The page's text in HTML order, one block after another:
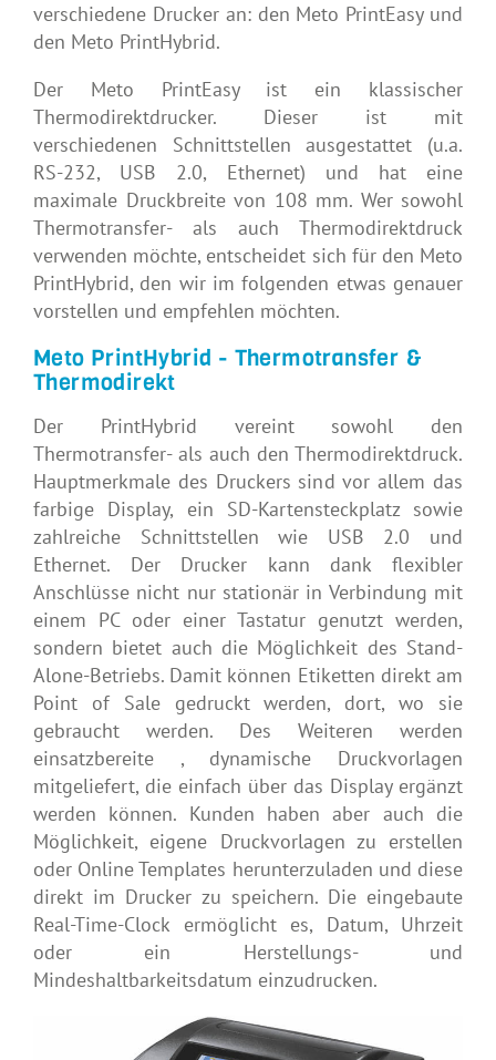
verschiedene Drucker an: den Meto PrintEasy und
den Meto PrintHybrid.
Der Meto PrintEasy ist ein klassischer
Thermodirektdrucker. Dieser ist mit
verschiedenen Schnittstellen ausgestattet (u.a.
RS-232, USB 2.0, Ethernet) und hat eine
maximale Druckbreite von 108 mm. Wer sowohl
Thermotransfer- als auch Thermodirektdruck
verwenden möchte, entscheidet sich für den Meto
PrintHybrid, den wir im folgenden etwas genauer
vorstellen und empfehlen möchten.
Meto PrintHybrid - Thermotransfer &
Thermodirekt
Der PrintHybrid vereint sowohl den
Thermotransfer- als auch den Thermodirektdruck.
Hauptmerkmale des Druckers sind vor allem das
farbige Display, ein SD-Kartensteckplatz sowie
zahlreiche Schnittstellen wie USB 2.0 und
Ethernet. Der Drucker kann dank flexibler
Anschlüsse nicht nur stationär in Verbindung mit
einem PC oder einer Tastatur genutzt werden,
sondern bietet auch die Möglichkeit des Stand-
Alone-Betriebs. Damit können Etiketten direkt am
Point of Sale gedruckt werden, dort, wo sie
gebraucht werden. Des Weiteren werden
einsatzbereite , dynamische Druckvorlagen
mitgeliefert, die einfach über das Display ergänzt
werden können. Kunden haben aber auch die
Möglichkeit, eigene Druckvorlagen zu erstellen
oder Online Templates herunterzuladen und diese
direkt im Drucker zu speichern. Die eingebaute
Real-Time-Clock ermöglicht es, Datum, Uhrzeit
oder ein Herstellungs- und
Mindeshaltbarkeitsdatum einzudrucken.